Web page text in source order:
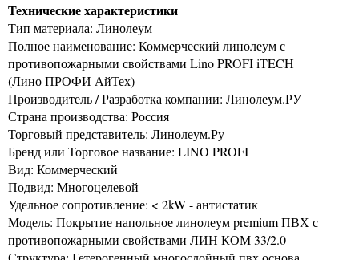
Технические характеристики
Тип материала: Линолеум
Полное наименование: Коммерческий линолеум с
противопожарными свойствами Lino PROFI iTECH
(Лино ПРОФИ АйТех)
Производитель / Разработка компании: Линолеум.РУ
Страна производства: Россия
Торговый представитель: Линолеум.Ру
Бренд или Торговое название: LINO PROFI
Вид: Коммерческий
Подвид: Многоцелевой
Удельное сопротивление: < 2kW - антистатик
Модель: Покрытие напольное линолеум premium ПВХ с
противопожарными свойствами ЛИН КОМ 33/2.0